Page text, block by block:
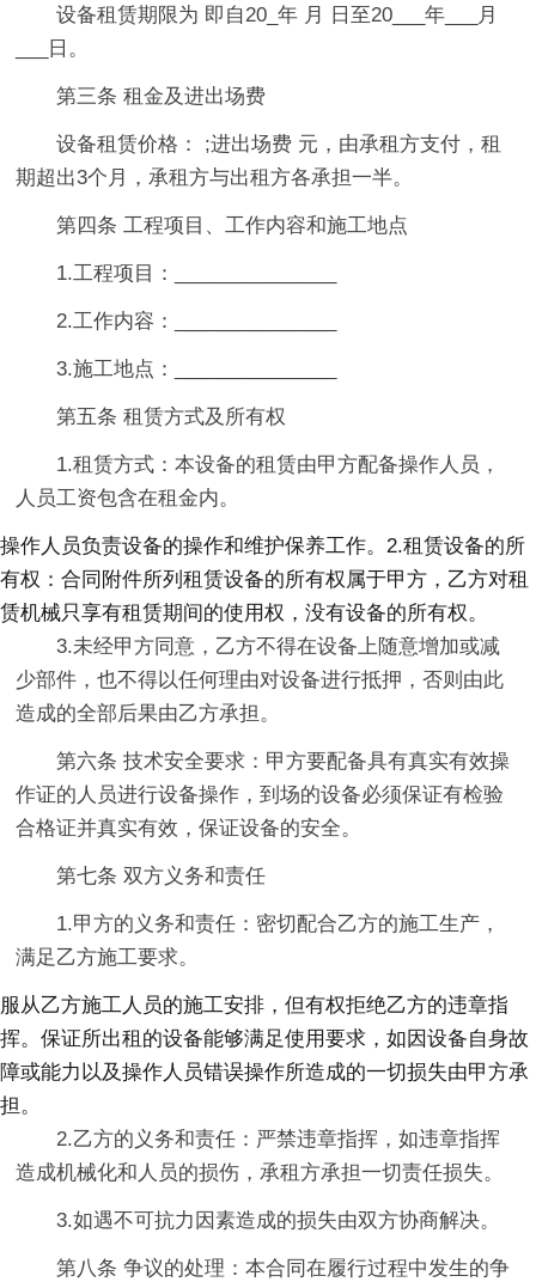
设备租赁期限为 即自20_年 月 日至20___年___月
___日。
第三条 租金及进出场费
设备租赁价格： ;进出场费 元，由承租方支付，租
期超出3个月，承租方与出租方各承担一半。
第四条 工程项目、工作内容和施工地点
1.工程项目：_______________
2.工作内容：_______________
3.施工地点：_______________
第五条 租赁方式及所有权
1.租赁方式：本设备的租赁由甲方配备操作人员，
人员工资包含在租金内。
操作人员负责设备的操作和维护保养工作。2.租赁设备的所
有权：合同附件所列租赁设备的所有权属于甲方，乙方对租
赁机械只享有租赁期间的使用权，没有设备的所有权。
3.未经甲方同意，乙方不得在设备上随意增加或减
少部件，也不得以任何理由对设备进行抵押，否则由此
造成的全部后果由乙方承担。
第六条 技术安全要求：甲方要配备具有真实有效操
作证的人员进行设备操作，到场的设备必须保证有检验
合格证并真实有效，保证设备的安全。
第七条 双方义务和责任
1.甲方的义务和责任：密切配合乙方的施工生产，
满足乙方施工要求。
服从乙方施工人员的施工安排，但有权拒绝乙方的违章指
挥。保证所出租的设备能够满足使用要求，如因设备自身故
障或能力以及操作人员错误操作所造成的一切损失由甲方承
担。
2.乙方的义务和责任：严禁违章指挥，如违章指挥
造成机械化和人员的损伤，承租方承担一切责任损失。
3.如遇不可抗力因素造成的损失由双方协商解决。
第八条 争议的处理：本合同在履行过程中发生的争